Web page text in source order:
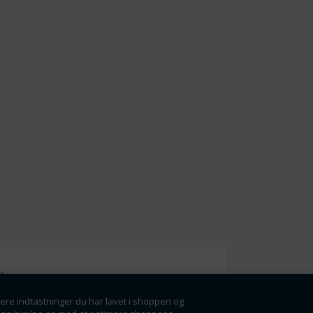
indtastninger du har lavet i shoppen og
få rabatter og